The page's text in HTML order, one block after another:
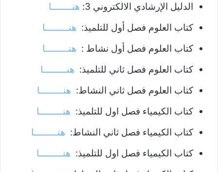
الدليل الإرشادي الالكتروني 3:
هنـــــــا
كتاب العلوم فصل أول للتلميذ: هنــــــــا
كتاب العلوم فصل أول نشاط : هنــــــــا
كتاب العلوم فصل ثاني للتلميذ: هنــــــــا
كتاب العلوم فصل ثاني النشاط: هنــــــــا
كتاب الكيمياء فصل اول للتلميذ: هنــــــــا
كتاب الكيمياء فصل ثاني النشاط: هنــــــــا
كتاب الكيمياء فصل اول للتلميذ: هنــــــــا